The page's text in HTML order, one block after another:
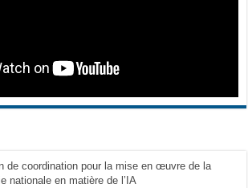
de coordination pour la mise en œuvre de la
nationale en matière de l’IA